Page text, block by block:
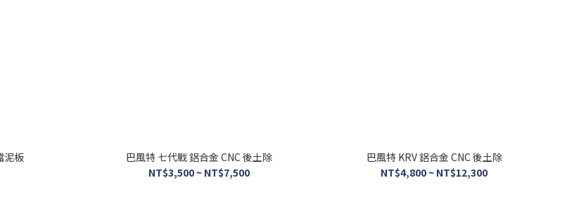
泥板
巴風特 七代戰 鋁合金 CNC 後土除
NT$3,500 ~ NT$7,500
巴風特 KRV 鋁合金 CNC 後土除
NT$4,800 ~ NT$12,300